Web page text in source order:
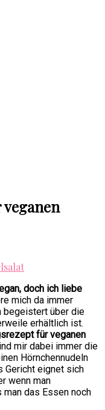
doch ich liebe
mich da immer
begeistert über die
erhältlich ist.
für veganen
mir dabei immer die
Hörnchennudeln
Gericht eignet sich
wenn man
das Essen noch